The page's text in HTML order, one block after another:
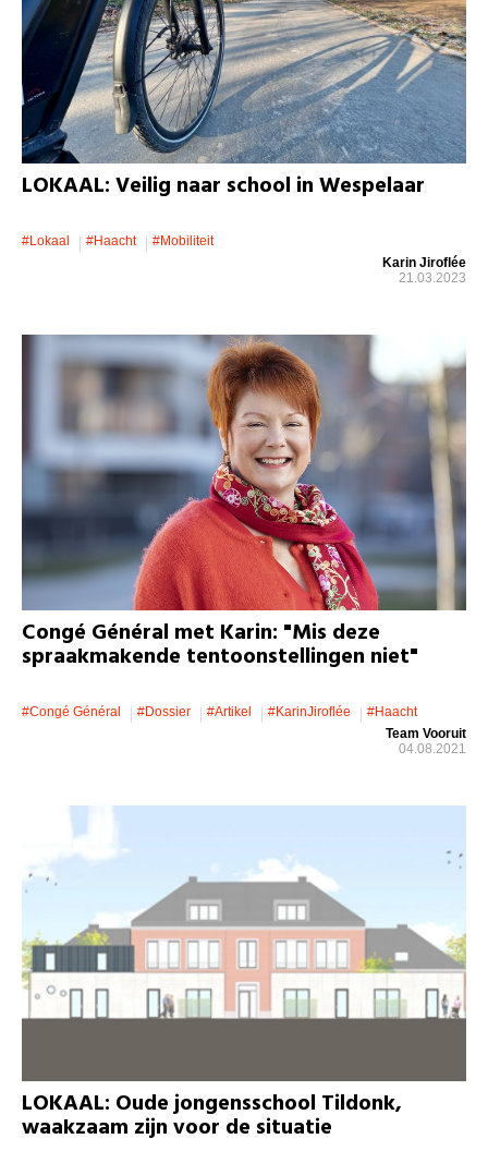
LOKAAL: Veilig naar school in Wespelaar
#lokaal #Haacht
#mobiliteit
Karin Jiroflée
21.03.2023
Congé Général met Karin: "Mis deze
spraakmakende tentoonstellingen niet"
#Congé Général #dossier #artikel #KarinJiroflée
#Haacht
Team Vooruit
04.08.2021
LOKAAL: Oude jongensschool Tildonk,
waakzaam zijn voor de situatie